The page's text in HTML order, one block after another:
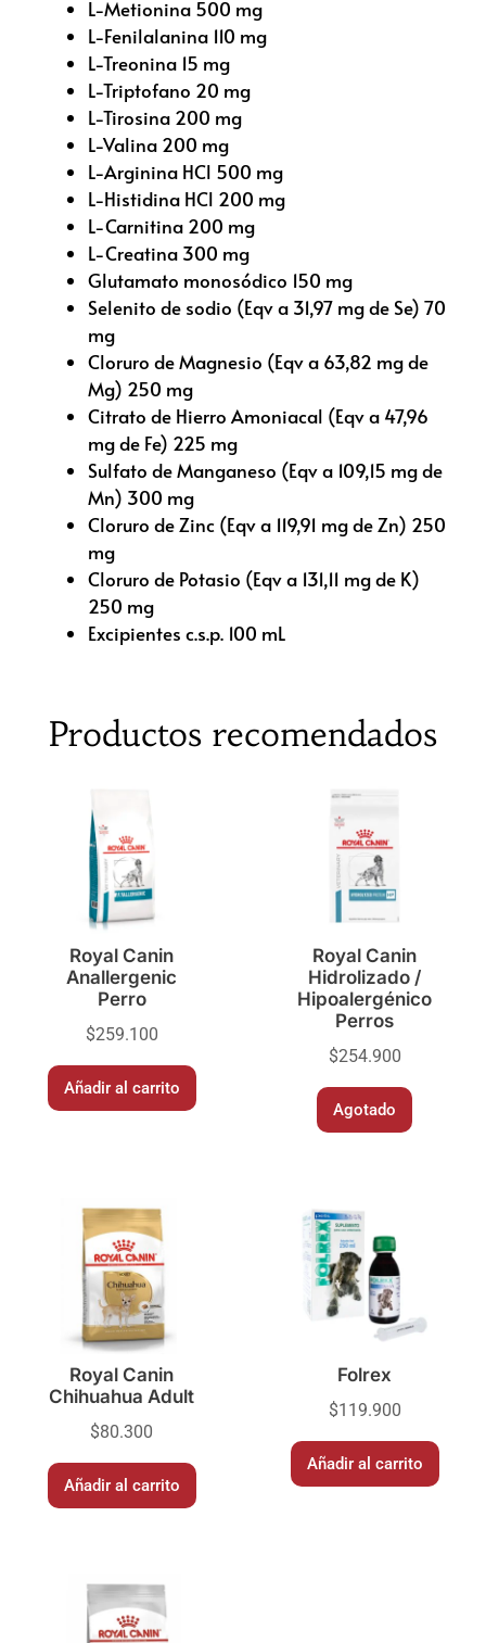
L-Metionina 500 mg
L-Fenilalanina 110 mg
L-Treonina 15 mg
L-Triptofano 20 mg
L-Tirosina 200 mg
L-Valina 200 mg
L-Arginina HCl 500 mg
L-Histidina HCl 200 mg
L-Carnitina 200 mg
L-Creatina 300 mg
Glutamato monosódico 150 mg
Selenito de sodio (Eqv a 31,97 mg de Se) 70
mg
Cloruro de Magnesio (Eqv a 63,82 mg de
Mg) 250 mg
Citrato de Hierro Amoniacal (Eqv a 47,96
mg de Fe) 225 mg
Sulfato de Manganeso (Eqv a 109,15 mg de
Mn) 300 mg
Cloruro de Zinc (Eqv a 119,91 mg de Zn) 250
mg
Cloruro de Potasio (Eqv a 131,11 mg de K)
250 mg
Excipientes c.s.p. 100 mL
Productos recomendados
Royal Canin
Anallergenic
Perro
$259.100
Añadir al carrito
Royal Canin
Hidrolizado /
Hipoalergénico
Perros
$254.900
Agotado
Royal Canin
Chihuahua Adult
$80.300
Añadir al carrito
Folrex
$119.900
Añadir al carrito